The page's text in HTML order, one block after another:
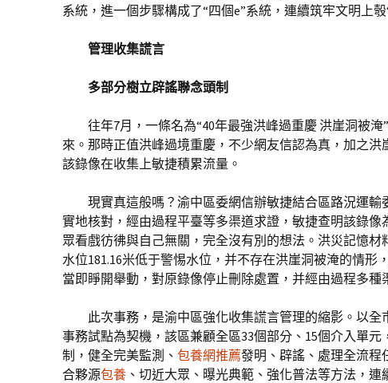
系統，進一個步驟構成了“四個e”系統，連續筑牢文明上彀
管理收集謊言
多部分樹立辟謠聯念頭制
往年7月，一條名為“40年最強洪峰過重慶 洪崖洞被
來。那時正值洪峰過境重慶，不少網友信認為真，加之
該錄像在收集上敏捷積累流量。
現實真這般嗎？渝中區委網信辦敏捷結合區路況運輸
實地核對，經由過程平臺等多渠道求證，敏捷查明該錄像
眾看戲彷彿與自己無關，完全沒有別的想法。洪災記憶材
水位181.16米低于警惕水位，并不存在洪崖洞被淹的情形
當即睜開舉動，對原錄像停止刪除處置，并經由過程多種
此次事務，是渝中區強化收集謊言管理的縮影。以全
事務試點為契機，該區兼顧全區33個部分、15個介入單
制，健全完美監測、 包養網推薦發明、辟謠、處理全流程
合夥源包養 、切近大眾、曝光典範、強化普法等方法，連